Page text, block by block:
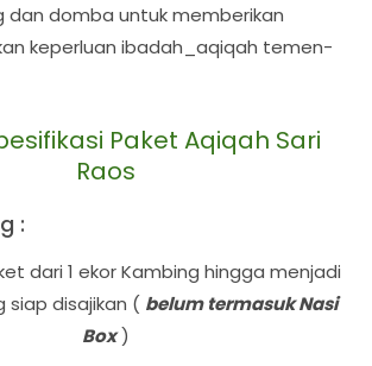
dan domba untuk memberikan
keperluan ibadah_aqiqah temen-
Paket Aqiqah Sari
Raos
:
dari 1 ekor Kambing hingga menjadi
siap disajikan ( belum termasuk Nasi
Box)